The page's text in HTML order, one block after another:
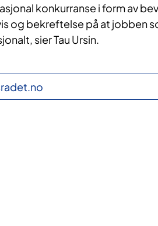
konkurranse i form av
og bekreftelse på at jobben
sier Tau Ursin.